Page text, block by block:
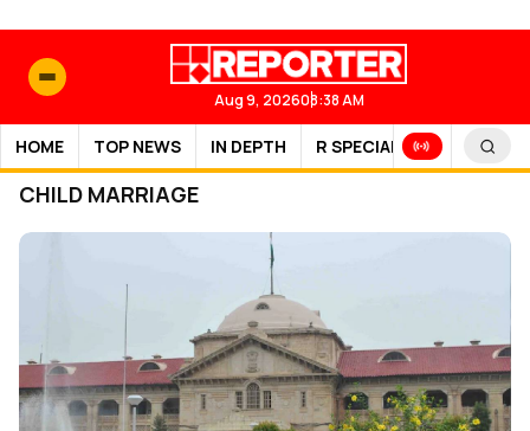
Aug 9, 202608:38 AM
HOME TOP NEWS IN DEPTH R SPECIAL SPORTS
CHILD MARRIAGE